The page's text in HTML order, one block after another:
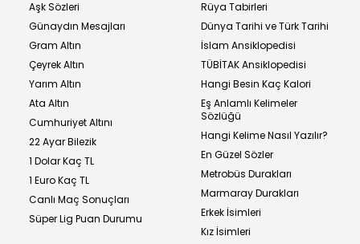
Aşk Sözleri
Günaydın Mesajları
Gram Altın
Çeyrek Altın
Yarım Altın
Ata Altın
Cumhuriyet Altını
22 Ayar Bilezik
1 Dolar Kaç TL
1 Euro Kaç TL
Canlı Maç Sonuçları
Süper Lig Puan Durumu
Rüya Tabirleri
Dünya Tarihi ve Türk Tarihi
İslam Ansiklopedisi
TÜBİTAK Ansiklopedisi
Hangi Besin Kaç Kalori
Eş Anlamlı Kelimeler
Sözlüğü
Hangi Kelime Nasıl Yazılır?
En Güzel Sözler
Metrobüs Durakları
Marmaray Durakları
Erkek İsimleri
Kız İsimleri